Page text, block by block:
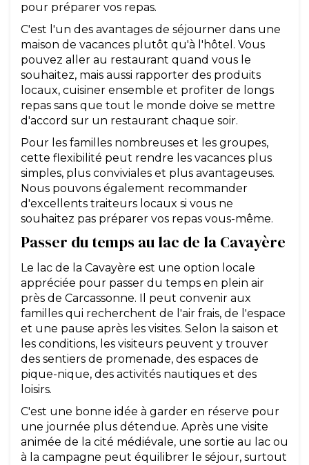
pour préparer vos repas.
C'est l'un des avantages de séjourner dans une
maison de vacances plutôt qu'à l'hôtel. Vous
pouvez aller au restaurant quand vous le
souhaitez, mais aussi rapporter des produits
locaux, cuisiner ensemble et profiter de longs
repas sans que tout le monde doive se mettre
d'accord sur un restaurant chaque soir.
Pour les familles nombreuses et les groupes,
cette flexibilité peut rendre les vacances plus
simples, plus conviviales et plus avantageuses.
Nous pouvons également recommander
d'excellents traiteurs locaux si vous ne
souhaitez pas préparer vos repas vous-même.
Passer du temps au lac de la Cavayère
Le lac de la Cavayère est une option locale
appréciée pour passer du temps en plein air
près de Carcassonne. Il peut convenir aux
familles qui recherchent de l'air frais, de l'espace
et une pause après les visites. Selon la saison et
les conditions, les visiteurs peuvent y trouver
des sentiers de promenade, des espaces de
pique-nique, des activités nautiques et des
loisirs.
C'est une bonne idée à garder en réserve pour
une journée plus détendue. Après une visite
animée de la cité médiévale, une sortie au lac ou
à la campagne peut équilibrer le séjour, surtout